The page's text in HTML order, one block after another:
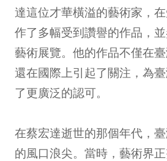
達這位才華橫溢的藝術家，
作了多幅受到讚譽的作品，
藝術展覽。他的作品不僅在
還在國際上引起了關注，為
了更廣泛的認可。
在蔡宏達逝世的那個年代，
的風口浪尖。當時，藝術界